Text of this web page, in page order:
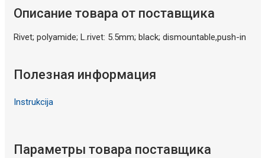
Описание товара от поставщика
Rivet; polyamide; L.rivet: 5.5mm; black; dismountable,push-in
Полезная информация
Instrukcija
Параметры товара поставщика